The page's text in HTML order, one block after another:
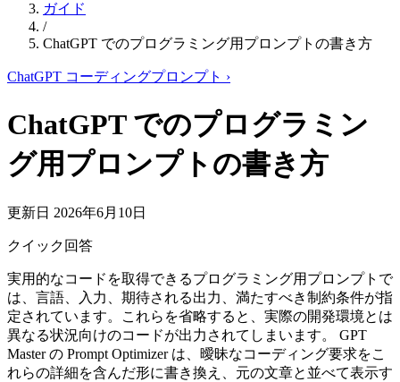
ガイド
/
ChatGPT でのプログラミング用プロンプトの書き方
ChatGPT コーディングプロンプト ›
ChatGPT でのプログラミン
グ用プロンプトの書き方
更新日 2026年6月10日
クイック回答
実用的なコードを取得できるプログラミング用プロンプトで
は、言語、入力、期待される出力、満たすべき制約条件が指
定されています。これらを省略すると、実際の開発環境とは
異なる状況向けのコードが出力されてしまいます。 GPT
Master の Prompt Optimizer は、曖昧なコーディング要求をこ
れらの詳細を含んだ形に書き換え、元の文章と並べて表示す